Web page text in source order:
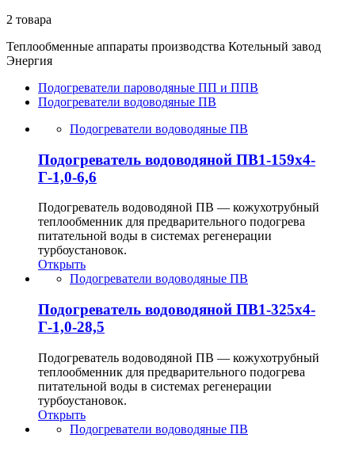
2 товара
Теплообменные аппараты производства Котельный завод
Энергия
Подогреватели пароводяные ПП и ППВ
Подогреватели водоводяные ПВ
Подогреватели водоводяные ПВ
Подогреватель водоводяной ПВ1-159х4-
Г-1,0-6,6
Подогреватель водоводяной ПВ — кожухотрубный
теплообменник для предварительного подогрева
питательной воды в системах регенерации
турбоустановок.
Открыть
Подогреватели водоводяные ПВ
Подогреватель водоводяной ПВ1-325х4-
Г-1,0-28,5
Подогреватель водоводяной ПВ — кожухотрубный
теплообменник для предварительного подогрева
питательной воды в системах регенерации
турбоустановок.
Открыть
Подогреватели водоводяные ПВ